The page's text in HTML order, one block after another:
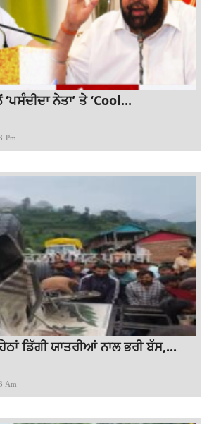
ਨੇਤਾ’ ਤੇ ‘Cool...
Pm
ਡਿੱਗੀ ਯਾਤਰੀਆਂ ਨਾਲ ਭਰੀ ਬੱਸ,...
Am